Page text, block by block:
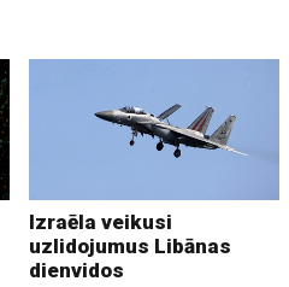
Izraēla veikusi
uzlidojumus Libānas
dienvidos